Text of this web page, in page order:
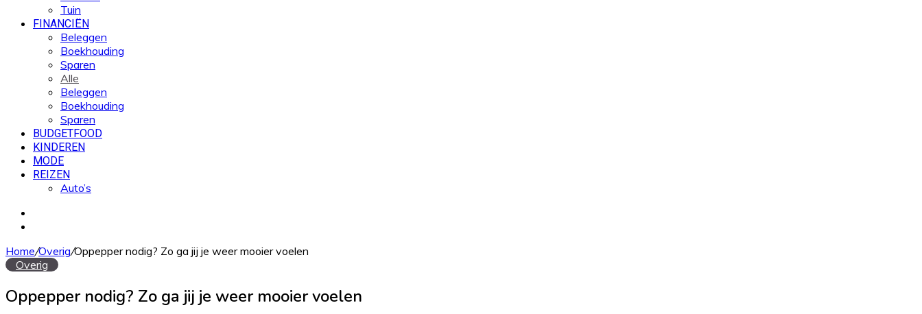
Tuin
FINANCIËN
Beleggen
Boekhouding
Sparen
Alle
Beleggen
Boekhouding
Sparen
BUDGETFOOD
KINDEREN
MODE
REIZEN
Auto’s
Home/Overig/Oppepper nodig? Zo ga jij je weer mooier voelen
Overig
Oppepper nodig? Zo ga jij je weer mooier voelen